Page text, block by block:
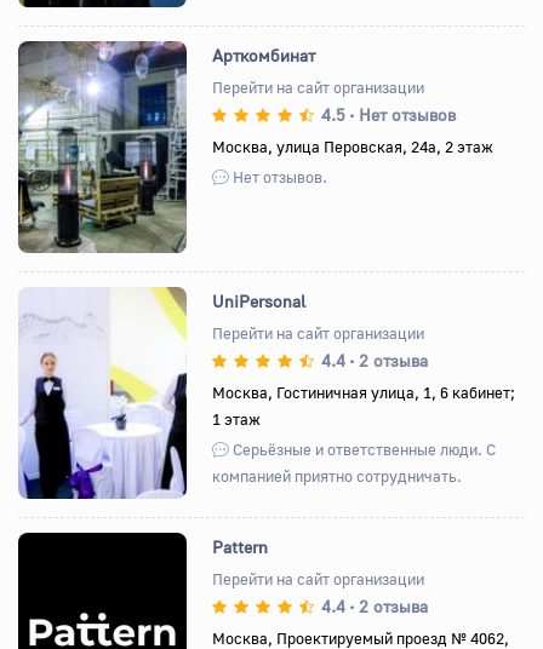
Назад Вперед
Арткомбинат
Перейти на сайт организации
4.5 • Нет отзывов
Москва, улица Перовская, 24а, 2 этаж
Нет отзывов.
Назад Вперед
UniPersonal
Перейти на сайт организации
4.4 • 2 отзыва
Москва, Гостиничная улица, 1, 6 кабинет;
1 этаж
Серьёзные и ответственные люди. С
компанией приятно сотрудничать.
Назад Вперед
Pattern
Перейти на сайт организации
4.4 • 2 отзыва
Москва, Проектируемый проезд № 4062,